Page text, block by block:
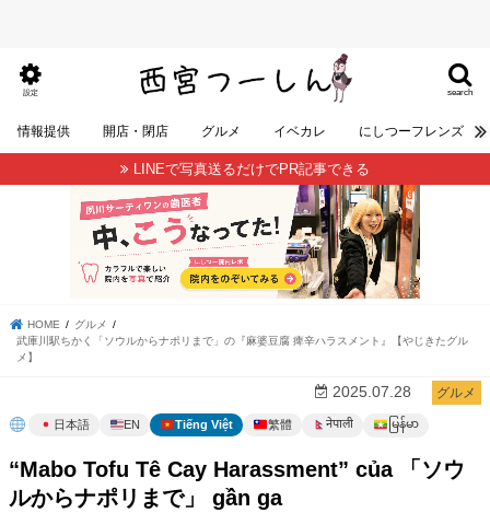
search
設定
情報提供 開店・閉店 グルメ イベカレ にしつーフレンズ
LINEで写真送るだけでPR記事できる
HOME
グルメ
武庫川駅ちかく「ソウルからナポリまで」の『麻婆豆腐 痺辛ハラスメント』【やじきたグル
メ】
グルメ
2025.07.28
日本語 EN Tiếng Việt 繁體 नेपाली မြန်မာ
“Mabo Tofu Tê Cay Harassment” của 「ソウ
ルからナポリまで」 gần ga